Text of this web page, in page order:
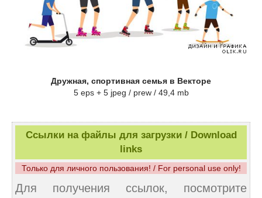
Дружная, спортивная семья в Векторе
5 eps + 5 jpeg / prew / 49,4 mb
Ссылки на файлы для загрузки / Download
links
Только для личного пользования! / For personal use only!
Для получения ссылок, посмотрите